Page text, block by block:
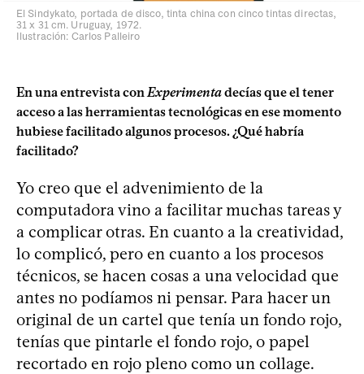
El Sindykato, portada de disco, tinta china con cinco tintas directas,
31 x 31 cm. Uruguay, 1972.
Ilustración: Carlos Palleiro
En una entrevista con Experimentadecías que el tener
acceso a las herramientas tecnológicas en ese momento
hubiese facilitado algunos procesos. ¿Qué habría
facilitado?
Yo creo que el advenimiento de la
computadora vino a facilitar muchas tareas y
a complicar otras. En cuanto a la creatividad,
lo complicó, pero en cuanto a los procesos
técnicos, se hacen cosas a una velocidad que
antes no podíamos ni pensar. Para hacer un
original de un cartel que tenía un fondo rojo,
tenías que pintarle el fondo rojo, o papel
recortado en rojo pleno como un collage.